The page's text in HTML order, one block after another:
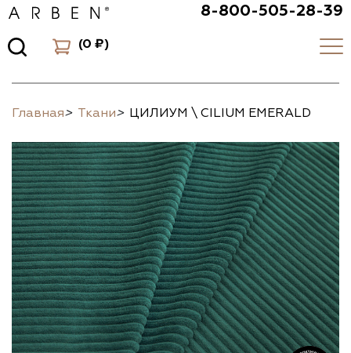
8-800-505-28-39
(0 ₽)
Главная> Ткани> ЦИЛИУМ \ CILIUM EMERALD